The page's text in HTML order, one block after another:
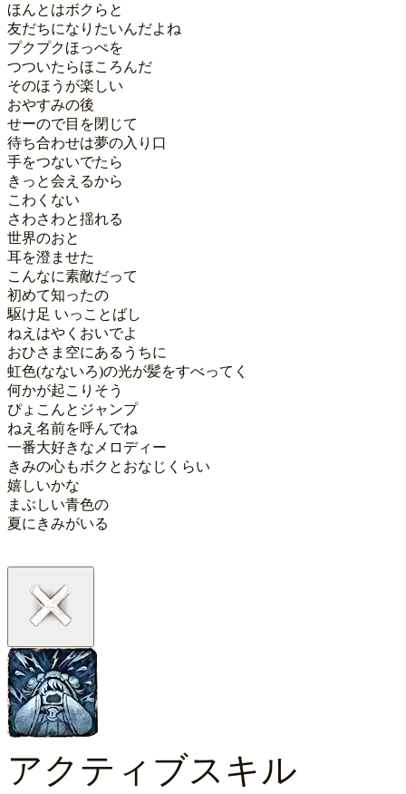
ほんとはボクらと
友だちになりたいんだよね
プクプクほっぺを
つついたらほころんだ
そのほうが楽しい
おやすみの後
せーので目を閉じて
待ち合わせは夢の入り口
手をつないでたら
きっと会えるから
こわくない
さわさわと揺れる
世界のおと
耳を澄ませた
こんなに素敵だって
初めて知ったの
駆け足 いっことばし
ねえはやくおいでよ
おひさま空にあるうちに
虹色(なないろ)の光が髪をすべってく
何かが起こりそう
ぴょこんとジャンプ
ねえ名前を呼んでね
一番大好きなメロディー
きみの心もボクとおなじくらい
嬉しいかな
まぶしい青色の
夏にきみがいる
アクティブスキル